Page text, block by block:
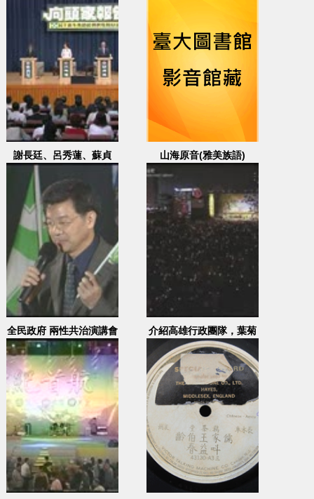
謝長廷、呂秀蓮、蘇貞
昌、游錫?進行自由交叉
辯論
山海原音(雅美族語)
全民政府 兩性共治演講會
演講會(一) 2000.03.10
介紹高雄行政團隊，葉菊
蘭致詞、林義雄VCR